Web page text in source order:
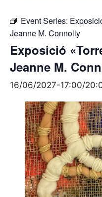
Event Series:
Jeanne M. Connolly
Exposició
Jeanne M.
16/06/2027-17:00/